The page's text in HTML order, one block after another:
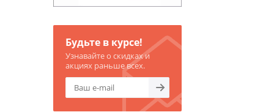
Будьте в курсе!
Узнавайте о скидках и
акциях раньше всех.